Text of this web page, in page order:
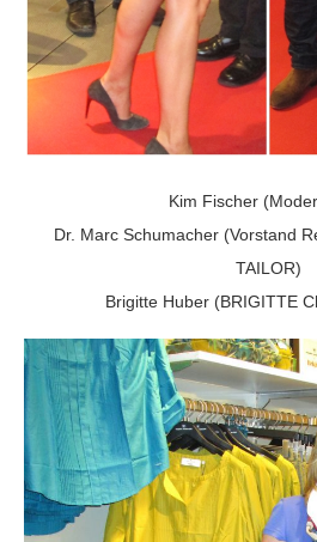
Kim Fischer
Dr. Marc Schumacher (Vorstand
TAILOR)
Brigitte Huber (BRIGITTE